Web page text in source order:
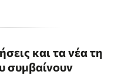
και τα νέα τη
συμβαίνουν